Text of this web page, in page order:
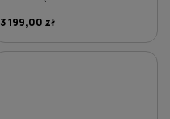
3 199,00 zł